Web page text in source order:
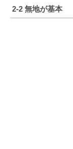
2-2 無地が基本